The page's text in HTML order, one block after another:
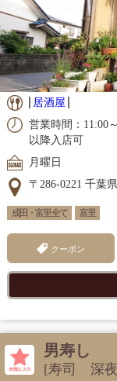
居酒屋
営業時間：11:00
以降入店可
月曜日
〒286-0221 千葉
成田・富里 全て 富里
クーポン
男寿し
[寿司 深